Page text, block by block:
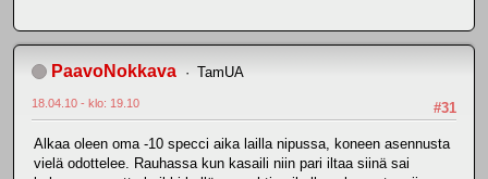
PaavoNokkava TamUA
#31
18.04.10 - klo: 19.10
Alkaa oleen oma -10 specci aika lailla nipussa, koneen asennusta
vielä odottelee. Rauhassa kun kasaili niin pari iltaa siinä sai